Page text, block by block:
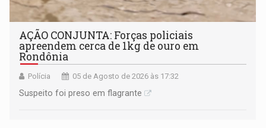
AÇÃO CONJUNTA: Forças policiais
apreendem cerca de 1kg de ouro em
Rondônia
Polícia 05 de Agosto de 2026 às 17:32
Suspeito foi preso em flagrante